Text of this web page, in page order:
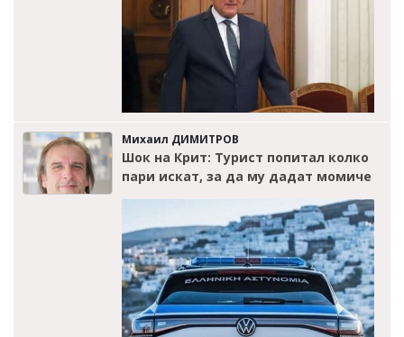
Михаил ДИМИТРОВ
Шок на Крит: Турист попитал колко
пари искат, за да му дадат момиче